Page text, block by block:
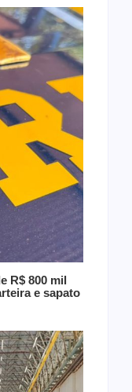
R$ 800 mil
e sapato